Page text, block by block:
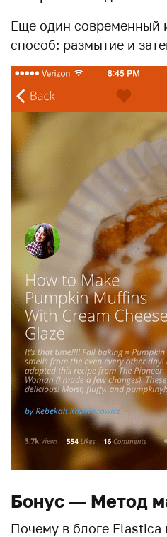
Еще один современный
способ: размытие и
Бонус — Метод
Почему в блоге Elastica